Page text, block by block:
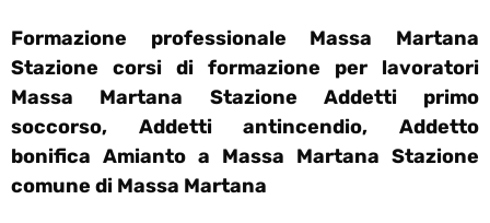
Formazione professionale Massa Martana
Stazione corsi di formazione per lavoratori
Massa Martana Stazione Addetti primo
soccorso, Addetti antincendio, Addetto
bonifica Amianto a Massa Martana Stazione
comune di Massa Martana